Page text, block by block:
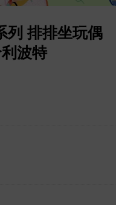
列 排排坐玩偶
波特